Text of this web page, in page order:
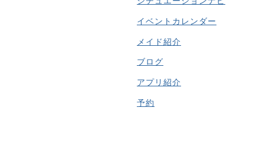
イベントカレンダー
メイド紹介
ブログ
アプリ紹介
予約